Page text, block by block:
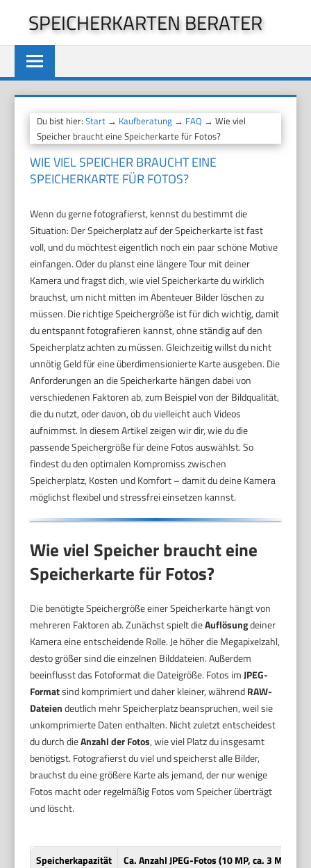
springen
SPEICHERKARTEN BERATER
Du bist hier:Start → Kaufberatung → FAQ → Wie viel
Speicher braucht eine Speicherkarte für Fotos?
WIE VIEL SPEICHER BRAUCHT EINE
SPEICHERKARTE FÜR FOTOS?
Wenn du gerne fotografierst, kennst du bestimmt die
Situation: Der Speicherplatz auf der Speicherkarte ist fast
voll, und du möchtest eigentlich noch ein paar schöne Motive
einfangen. Oder du planst eine längere Tour mit deiner
Kamera und fragst dich, wie viel Speicherkarte du wirklich
brauchst, um nicht mitten im Abenteuer Bilder löschen zu
müssen. Die richtige Speichergröße ist für dich wichtig, damit
du entspannt fotografieren kannst, ohne ständig auf den
Speicherplatz achten zu müssen. Gleichzeitig willst du nicht
unnötig Geld für eine überdimensionierte Karte ausgeben. Die
Anforderungen an die Speicherkarte hängen dabei von
verschiedenen Faktoren ab, zum Beispiel von der Bildqualität,
die du nutzt, oder davon, ob du vielleicht auch Videos
aufnimmst. In diesem Artikel zeigen wir dir, wie du die
passende Speichergröße für deine Fotos auswählst. So
findest du den optimalen Kompromiss zwischen
Speicherplatz, Kosten und Komfort – damit du deine Kamera
möglichst flexibel und stressfrei einsetzen kannst.
Wie viel Speicher braucht eine
Speicherkarte für Fotos?
Die benötigte Speichergröße einer Speicherkarte hängt von
mehreren Faktoren ab. Zunächst spielt dieAuflösungdeiner
Kamera eine entscheidende Rolle. Je höher die Megapixelzahl,
desto größer sind die einzelnen Bilddateien. Außerdem
beeinflusst das Fotoformat die Dateigröße. Fotos imJPEG-
Formatsind komprimiert und daher kleiner, währendRAW-
Dateiendeutlich mehr Speicherplatz beanspruchen, weil sie
unkomprimierte Daten enthalten. Nicht zuletzt entscheidest
du durch dieAnzahl der Fotos, wie viel Platz du insgesamt
benötigst. Fotografierst du viel und speicherst alle Bilder,
brauchst du eine größere Karte als jemand, der nur wenige
Fotos macht oder regelmäßig Fotos vom Speicher überträgt
und löscht.
Speicherkapazität
Ca. Anzahl JPEG-Fotos (10 MP, ca. 3 MB pro